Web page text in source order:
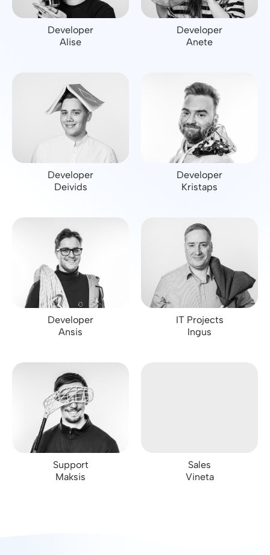
Developer
Alise
Developer
Anete
Developer
Deivids
Developer
Kristaps
Developer
Ansis
IT Projects
Ingus
Support
Maksis
Sales
Vineta